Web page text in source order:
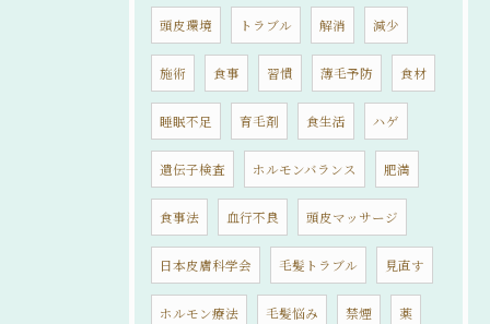
頭皮環境 トラブル 解消 減少
施術 食事 習慣 薄毛予防 食材
睡眠不足 育毛剤 食生活 ハゲ
遺伝子検査 ホルモンバランス 肥満
食事法 血行不良 頭皮マッサージ
日本皮膚科学会 毛髪トラブル 見直す
ホルモン療法 毛髪悩み 禁煙 薬